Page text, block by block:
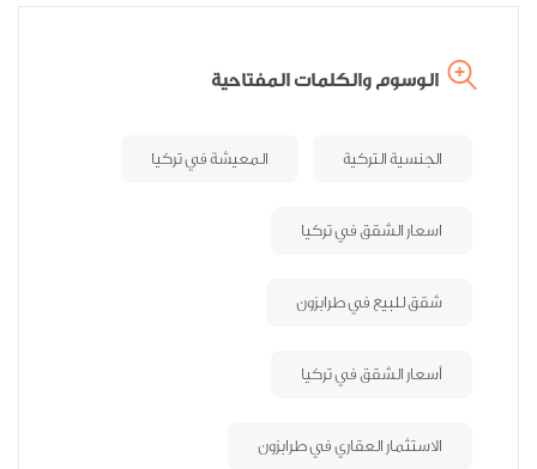
الوسوم والكلمات المفتاحية
الجنسية التركية المعيشة في تركيا
اسعار الشقق في تركيا
شقق للبيع في طرابزون
أسعار الشقق في تركيا
الاستثمار العقاري في طرابزون